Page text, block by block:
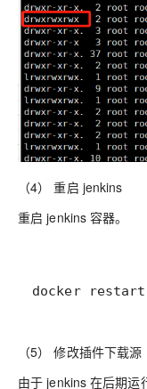
（4） 重启 jenkins
重启 jenkins 容器。
docker
（5） 修改插件下载源
由于 jenkins 在后期运